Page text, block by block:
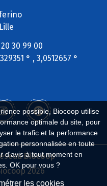
possible, Biocoop utilise
optimale du site, pour
le trafic et la performance
personnalisée en toute
d'avis à tout moment en
OK pour vous ?
les cookies
30 99 00
° , 3,0512657 °
Biocoop
2026